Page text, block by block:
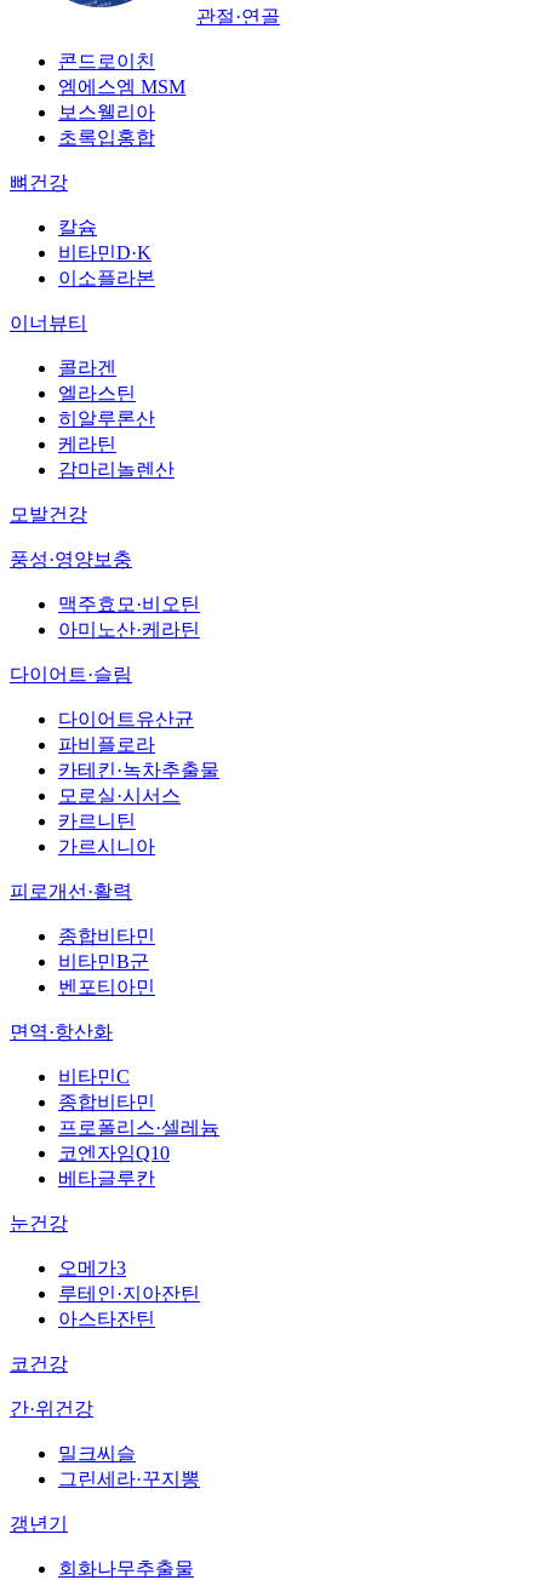
관절·연골
콘드로이친
엠에스엠 MSM
보스웰리아
초록입홍합
뼈건강
칼슘
비타민D·K
이소플라본
이너뷰티
콜라겐
엘라스틴
히알루론산
케라틴
감마리놀렌산
모발건강
풍성·영양보충
맥주효모·비오틴
아미노산·케라틴
다이어트·슬림
다이어트유산균
파비플로라
카테킨·녹차추출물
모로실·시서스
카르니틴
가르시니아
피로개선·활력
종합비타민
비타민B군
벤포티아민
면역·항산화
비타민C
종합비타민
프로폴리스·셀레늄
코엔자임Q10
베타글루칸
눈건강
오메가3
루테인·지아잔틴
아스타잔틴
코건강
간·위건강
밀크씨슬
그린세라·꾸지뽕
갱년기
회화나무추출물